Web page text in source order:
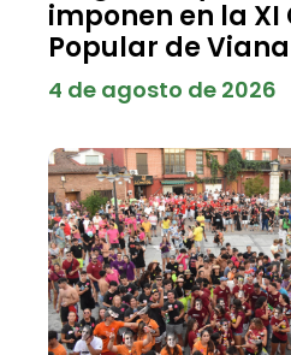
imponen en la
Popular de Viana
4 de agosto de 2026